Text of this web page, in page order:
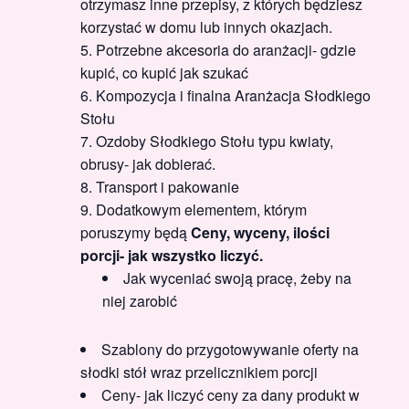
korzystać w domu lub innych okazjach.
Potrzebne akcesoria do aranżacji- gdzie
kupić, co kupić jak szukać
Kompozycja i finalna Aranżacja Słodkiego
Stołu
Ozdoby Słodkiego Stołu typu kwiaty,
obrusy- jak dobierać.
Transport i pakowanie
Dodatkowym elementem, którym
poruszymy będąCeny, wyceny, ilości
porcji- jak wszystko liczyć.
Jak wyceniać swoją pracę, żeby na
niej zarobić
Szablony do przygotowywanie oferty na
słodki stół wraz przelicznikiem porcji
Ceny- jak liczyć ceny za dany produkt w